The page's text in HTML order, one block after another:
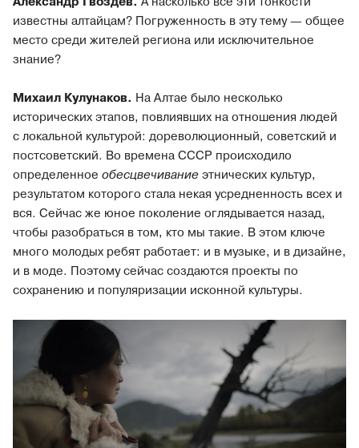
известны алтайцам? Погруженность в эту тему — общее
место среди жителей региона или исключительное
знание?
Михаил Кулунаков. На Алтае было несколько
исторических этапов, повлиявших на отношения людей
с локальной культурой: дореволюционный, советский и
постсоветский. Во времена СССР происходило
определенное обесцвечиваниеэтнических культур,
результатом которого стала некая усредненность всех и
вся. Сейчас же юное поколение оглядывается назад,
чтобы разобраться в том, кто мы такие. В этом ключе
много молодых ребят работает: и в музыке, и в дизайне,
и в моде. Поэтому сейчас создаются проекты по
сохранению и популяризации исконной культуры.